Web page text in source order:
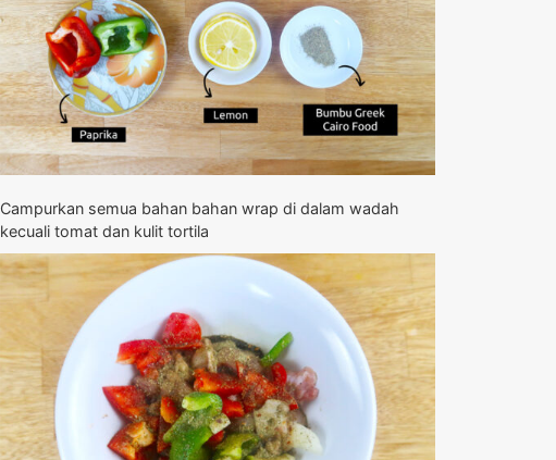
Campurkan semua bahan bahan wrap di dalam wadah
kecuali tomat dan kulit tortila